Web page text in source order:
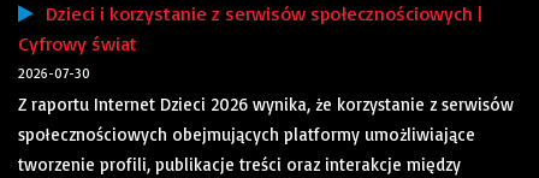
Dzieci i korzystanie z serwisów społecznościowych |
Cyfrowy świat
2026-07-30
Z raportu Internet Dzieci 2026 wynika, że korzystanie z serwisów
społecznościowych obejmujących platformy umożliwiające
tworzenie profili, publikacje treści oraz interakcje między